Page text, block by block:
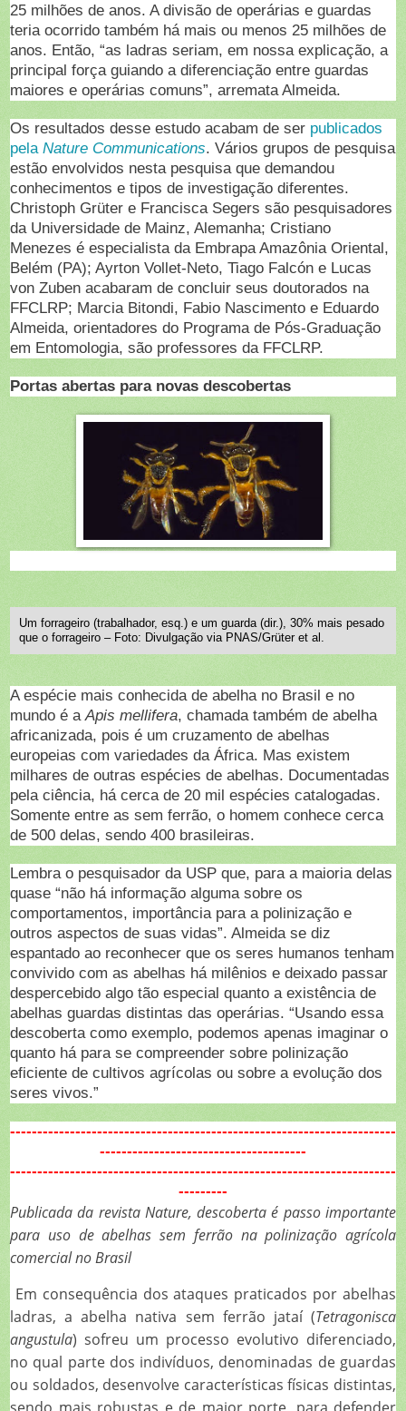
25 milhões de anos. A divisão de operárias e guardas
teria ocorrido também há mais ou menos 25 milhões de
anos. Então, “as ladras seriam, em nossa explicação, a
principal força guiando a diferenciação entre guardas
maiores e operárias comuns”, arremata Almeida.
Os resultados desse estudo acabam de ser publicados
pela Nature Communications. Vários grupos de pesquisa
estão envolvidos nesta pesquisa que demandou
conhecimentos e tipos de investigação diferentes.
Christoph Grüter e Francisca Segers são pesquisadores
da Universidade de Mainz, Alemanha; Cristiano
Menezes é especialista da Embrapa Amazônia Oriental,
Belém (PA); Ayrton Vollet-Neto, Tiago Falcón e Lucas
von Zuben acabaram de concluir seus doutorados na
FFCLRP; Marcia Bitondi, Fabio Nascimento e Eduardo
Almeida, orientadores do Programa de Pós-Graduação
em Entomologia, são professores da FFCLRP.
Portas abertas para novas descobertas
Um forrageiro (trabalhador, esq.) e um guarda (dir.), 30% mais pesado
que o forrageiro – Foto: Divulgação via PNAS/Grüter et al.
A espécie mais conhecida de abelha no Brasil e no
mundo é aApis mellifera, chamada também de abelha
africanizada, pois é um cruzamento de abelhas
europeias com variedades da África. Mas existem
milhares de outras espécies de abelhas. Documentadas
pela ciência, há cerca de 20 mil espécies catalogadas.
Somente entre as sem ferrão, o homem conhece cerca
de 500 delas, sendo 400 brasileiras.
Lembra o pesquisador da USP que, para a maioria delas
quase “não há informação alguma sobre os
comportamentos, importância para a polinização e
outros aspectos de suas vidas”. Almeida se diz
espantado ao reconhecer que os seres humanos tenham
convivido com as abelhas há milênios e deixado passar
despercebido algo tão especial quanto a existência de
abelhas guardas distintas das operárias. “Usando essa
descoberta como exemplo, podemos apenas imaginar o
quanto há para se compreender sobre polinização
eficiente de cultivos agrícolas ou sobre a evolução dos
seres vivos.”
-----------------------------------------------------------------------
--------------------------------------
-----------------------------------------------------------------------
---------
Publicada da revista Nature, descoberta é passo importante
para uso de abelhas sem ferrão na polinização agrícola
comercial no Brasil
Em consequência dos ataques praticados por abelhas
ladras, a abelha nativa sem ferrão jataí (Tetragonisca
angustula) sofreu um processo evolutivo diferenciado,
no qual parte dos indivíduos, denominadas de guardas
ou soldados, desenvolve características físicas distintas,